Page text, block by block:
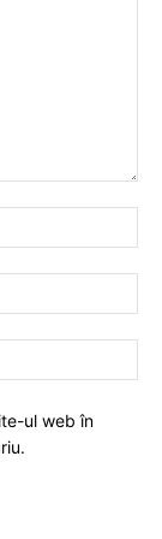
ul web în